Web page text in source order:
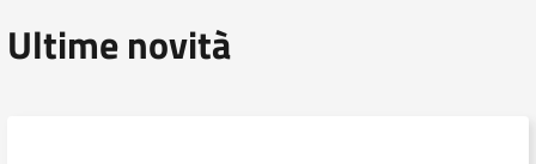
Ultime novità